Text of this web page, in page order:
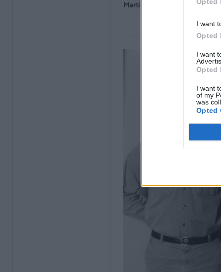
I want
Opted
I want
Opted
I want
of my
was
Opted
Martin Eric Ain Celtic Frost